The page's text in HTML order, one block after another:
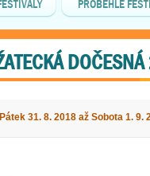
PROBĚHLÉ
Pátek 31. 8. 2018 až Sobota 1. 9.